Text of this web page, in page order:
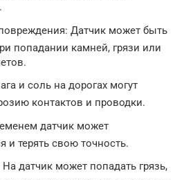
Датчик может быть
попадании камней, грязи или
и соль на дорогах могут
контактов и проводки.
датчик может
и терять свою точность.
На датчик может попадать грязь,